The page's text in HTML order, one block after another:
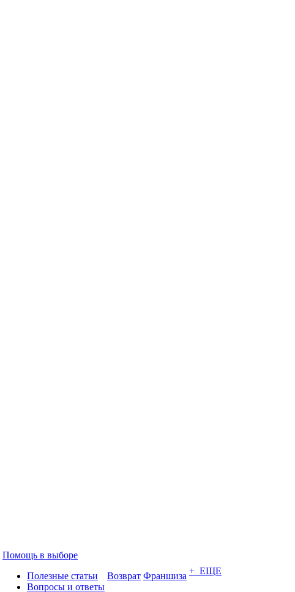
Помощь в выборе
Полезные статьи
Вопросы и ответы
Возврат Франшиза + ЕЩЕ